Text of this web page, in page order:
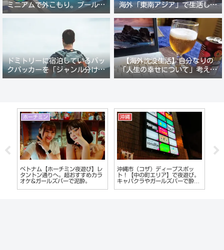
ミニアムで外こもり。プール付
き新築コンドでステーキ&ウオ
海外「東南アジア」で生活しよ
うと思ったのか？
ドミトリーに宿泊しているバッ
クパッカーを「ジャンル分けし
て人間観察」が楽しい。
【海外沈没生活】自分なりの
「人生の幸せについて」考えて
みる。
ホーチミン
ベトナム【ホーチミン夜遊び】レ
タントン通りへ。超おすすめカラ
オケ&ガールズバーで泥酔。
沖縄
沖縄市（コザ）ディープスポッ
ト！【中の町エリア】で夜遊び。
キャバクラやガールズバーで酔い